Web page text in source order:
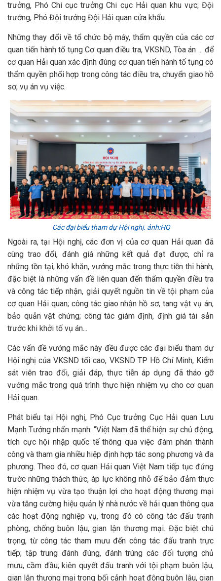
trưởng, Phó Chi cục trưởng Chi cục Hải quan khu vực; Đội
trưởng, Phó Đội trưởng Đội Hải quan cửa khẩu.
Những thay đổi về tổ chức bộ máy, thẩm quyền của các cơ
quan tiến hành tố tụng Cơ quan điều tra, VKSND, Tòa án ... để
cơ quan Hải quan xác định đúng cơ quan tiến hành tố tụng có
thẩm quyền phối hợp trong công tác điều tra, chuyển giao hồ
sơ, vụ án vụ việc.
Các đại biểu tham dự Hội nghị. ảnh:HQ
Ngoài ra, tại Hội nghị, các đơn vị của cơ quan Hải quan đã
cùng trao đổi, đánh giá những kết quả đạt được, chỉ ra
những tồn tại, khó khăn, vướng mắc trong thực tiễn thi hành,
đặc biệt là những vấn đề liên quan đến thẩm quyền điều tra
và công tác tiếp nhận, giải quyết nguồn tin về tội phạm của
cơ quan Hải quan; công tác giao nhận hồ sơ, tang vật vụ án,
bảo quản vật chứng; công tác giám định, định giá tài sản
trước khi khởi tố vụ án...
Các vấn đề vướng mắc này đều được các đại biểu tham dự
Hội nghị của VKSND tối cao, VKSND TP Hồ Chí Minh, Kiểm
sát viên trao đổi, giải đáp, thực tiễn áp dụng đã tháo gỡ
vướng mắc trong quá trình thực hiện nhiệm vụ cho cơ quan
Hải quan.
Phát biểu tại Hội nghị, Phó Cục trưởng Cục Hải quan Lưu
Mạnh Tưởng nhấn mạnh: “Việt Nam đã thể hiện sự chủ động,
tích cực hội nhập quốc tế thông qua việc đàm phán thành
công và tham gia nhiều hiệp định hợp tác song phương và đa
phương. Theo đó, cơ quan Hải quan Việt Nam tiếp tục đứng
trước những thách thức, áp lực không nhỏ để bảo đảm thực
hiện nhiệm vụ vừa tạo thuận lợi cho hoạt động thương mại
vừa tăng cường hiệu quản lý nhà nước về hải quan thông qua
các hoạt động nghiệp vụ, trong đó có công tác đấu tranh
phòng, chống buôn lậu, gian lận thương mại. Đặc biệt chú
trọng, từ công tác tham mưu đến công tác đấu tranh trực
tiếp; tập trung đánh đúng, đánh trúng các đối tượng chủ
mưu, cầm đầu; kiên quyết đấu tranh với tội phạm buôn lậu,
gian lận thương mại trong bối cảnh hoạt động buôn lậu, gian